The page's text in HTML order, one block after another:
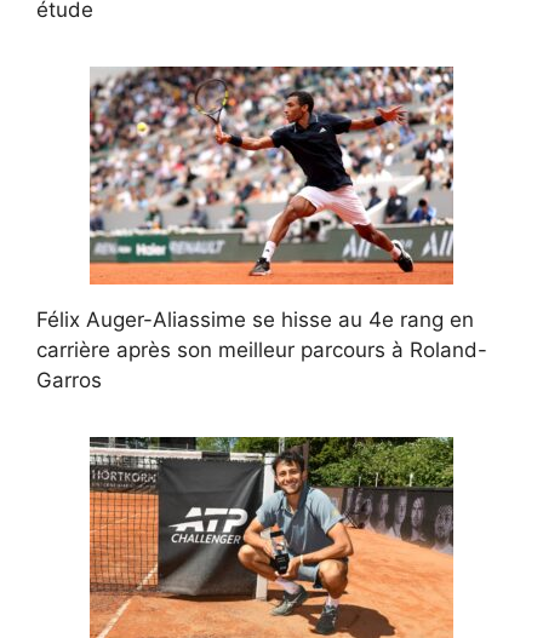
étude
Félix Auger-Aliassime se hisse au 4e rang en
carrière après son meilleur parcours à Roland-
Garros